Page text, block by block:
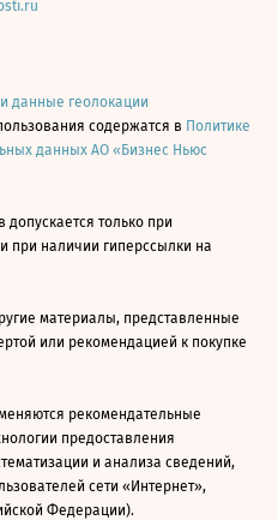
и данные геолокации
содержатся в Политике
данных АО «Бизнес Ньюс
только при
и при наличии гиперссылки на
материалы, представленные
или рекомендацией к покупке
рекомендательные
предоставления
и анализа сведений,
сети «Интернет»,
Федерации).